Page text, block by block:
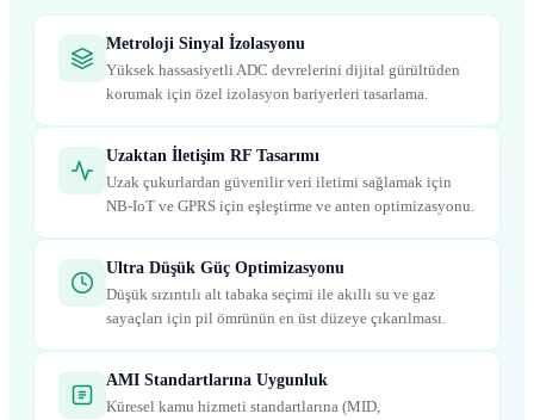
Metroloji Sinyal İzolasyonu
Yüksek hassasiyetli ADC devrelerini dijital gürültüden
korumak için özel izolasyon bariyerleri tasarlama.
Uzaktan İletişim RF Tasarımı
Uzak çukurlardan güvenilir veri iletimi sağlamak için
NB-IoT ve GPRS için eşleştirme ve anten optimizasyonu.
Ultra Düşük Güç Optimizasyonu
Düşük sızıntılı alt tabaka seçimi ile akıllı su ve gaz
sayaçları için pil ömrünün en üst düzeye çıkarılması.
AMI Standartlarına Uygunluk
Küresel kamu hizmeti standartlarına (MID,